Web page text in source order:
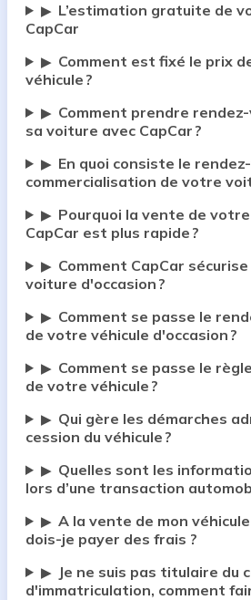
▶ L’estimation gratuite de
CapCar
▶ Comment est fixé le prix
véhicule ?
▶ Comment prendre
sa voiture avec CapCar ?
▶ En quoi consiste le
commercialisation de votre
▶ Pourquoi la vente de
CapCar est plus rapide ?
▶ Comment CapCar
voiture d'occasion ?
▶ Comment se passe le
de votre véhicule d'occasion ?
▶ Comment se passe le
de votre véhicule ?
▶ Qui gère les démarches
cession du véhicule ?
▶ Quelles sont les
lors d’une transaction
▶ A la vente de mon
dois-je payer des frais ?
▶
Je ne suis pas titulaire du
d'immatriculation, comment